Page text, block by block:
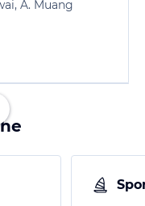
A. Muang